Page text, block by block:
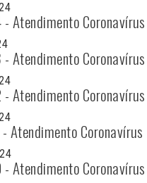
Atendimento Coronavírus
Atendimento Coronavírus
Atendimento Coronavírus
Atendimento Coronavírus
Atendimento Coronavírus